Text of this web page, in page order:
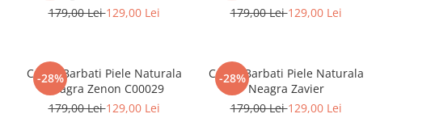
179,00 Lei129,00 Lei
179,00 Lei129,00 Lei
-28%
Curea Barbati Piele Naturala
Neagra Zenon C00029
179,00 Lei129,00 Lei
-28%
Curea Barbati Piele Naturala
Neagra Zavier
179,00 Lei129,00 Lei